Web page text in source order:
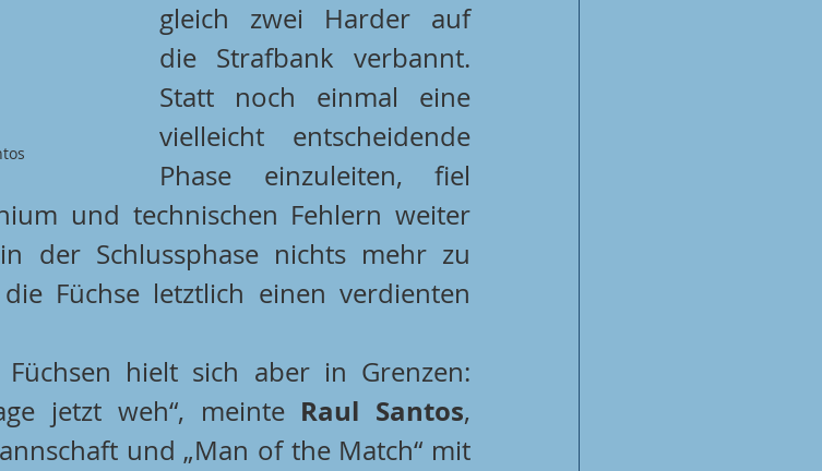
gleich zwei Harder auf
die Strafbank verbannt.
Statt noch einmal eine
vielleicht entscheidende
Phase einzuleiten, fiel
und technischen Fehlern weiter
der Schlussphase nichts mehr zu
hielt sich aber in Grenzen:
jetzt weh“, meinte Raul Santos,
und „Man of the Match“ mit